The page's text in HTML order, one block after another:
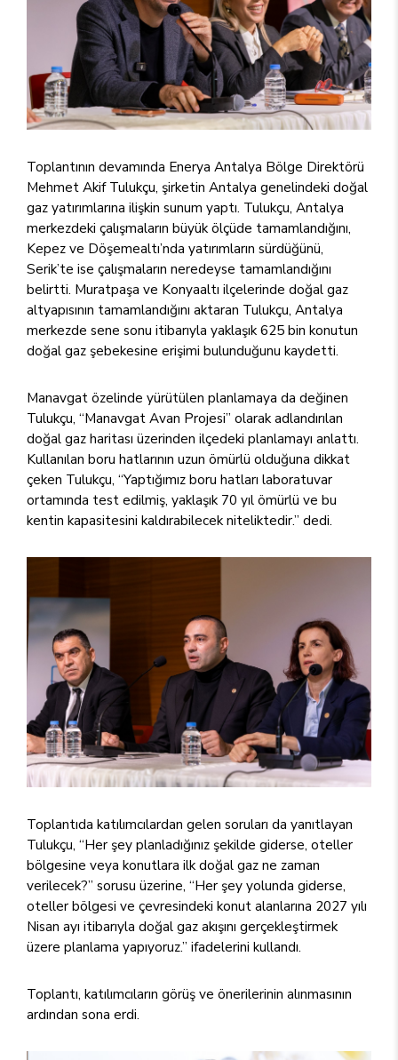
Toplantının devamında Enerya Antalya Bölge Direktörü
Mehmet Akif Tulukçu, şirketin Antalya genelindeki doğal
gaz yatırımlarına ilişkin sunum yaptı. Tulukçu, Antalya
merkezdeki çalışmaların büyük ölçüde tamamlandığını,
Kepez ve Döşemealtı’nda yatırımların sürdüğünü,
Serik’te ise çalışmaların neredeyse tamamlandığını
belirtti. Muratpaşa ve Konyaaltı ilçelerinde doğal gaz
altyapısının tamamlandığını aktaran Tulukçu, Antalya
merkezde sene sonu itibarıyla yaklaşık 625 bin konutun
doğal gaz şebekesine erişimi bulunduğunu kaydetti.
Manavgat özelinde yürütülen planlamaya da değinen
Tulukçu, “Manavgat Avan Projesi” olarak adlandırılan
doğal gaz haritası üzerinden ilçedeki planlamayı anlattı.
Kullanılan boru hatlarının uzun ömürlü olduğuna dikkat
çeken Tulukçu, “Yaptığımız boru hatları laboratuvar
ortamında test edilmiş, yaklaşık 70 yıl ömürlü ve bu
kentin kapasitesini kaldırabilecek niteliktedir.” dedi.
Toplantıda katılımcılardan gelen soruları da yanıtlayan
Tulukçu, “Her şey planladığınız şekilde giderse, oteller
bölgesine veya konutlara ilk doğal gaz ne zaman
verilecek?” sorusu üzerine, “Her şey yolunda giderse,
oteller bölgesi ve çevresindeki konut alanlarına 2027 yılı
Nisan ayı itibarıyla doğal gaz akışını gerçekleştirmek
üzere planlama yapıyoruz.” ifadelerini kullandı.
Toplantı, katılımcıların görüş ve önerilerinin alınmasının
ardından sona erdi.